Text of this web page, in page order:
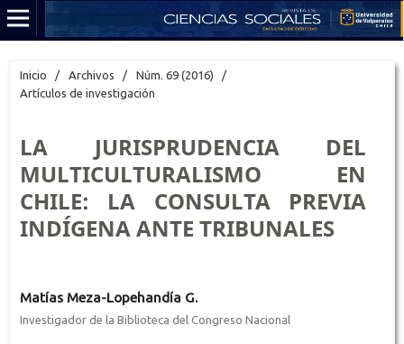
Inicio / Archivos / Núm. 69 (2016)
/
Artículos de investigación
LA JURISPRUDENCIA DEL
MULTICULTURALISMO EN
CHILE: LA CONSULTA PREVIA
INDÍGENA ANTE TRIBUNALES
Matías Meza-Lopehandía G.
Investigador de la Biblioteca del Congreso Nacional